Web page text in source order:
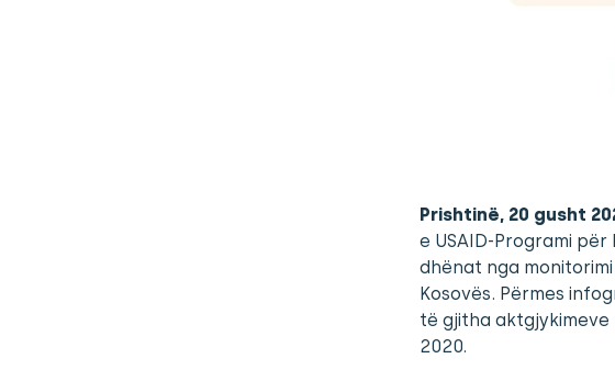
Prishtinë, 20 gusht
e USAID-Programi
dhënat nga
Kosovës. Përmes
të gjitha
2020.